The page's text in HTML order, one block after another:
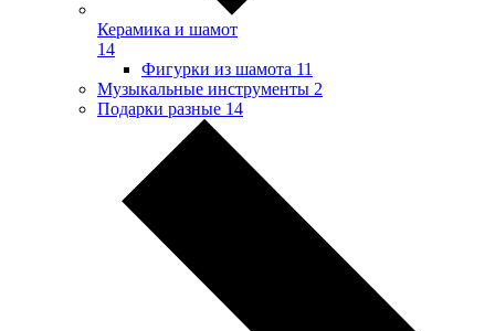
Керамика и шамот
14
Фигурки из шамота 11
Музыкальные инструменты 2
Подарки разные 14